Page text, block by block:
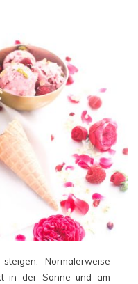
Normalerweise
in der Sonne und am